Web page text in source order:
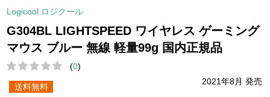
Logicool ロジクール
G304BL LIGHTSPEED ワイヤレス ゲーミング
マウス ブルー 無線 軽量99g 国内正規品
(0)
2021年8月 発売
送料無料